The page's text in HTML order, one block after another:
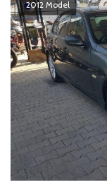
2012 Model